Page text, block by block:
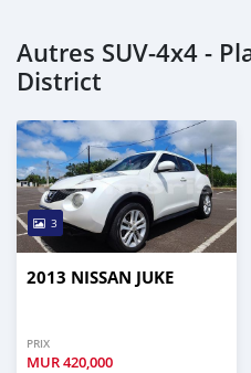
Autres SUV‒4x4 -
District
3
2013 NISSAN JUKE
PRIX
MUR420,000